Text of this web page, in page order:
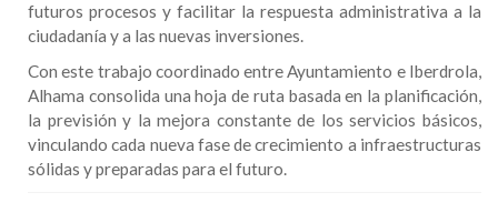
futuros procesos y facilitar la respuesta administrativa a la
ciudadanía y a las nuevas inversiones.
Con este trabajo coordinado entre Ayuntamiento e Iberdrola,
Alhama consolida una hoja de ruta basada en la planificación,
la previsión y la mejora constante de los servicios básicos,
vinculando cada nueva fase de crecimiento a infraestructuras
sólidas y preparadas para el futuro.